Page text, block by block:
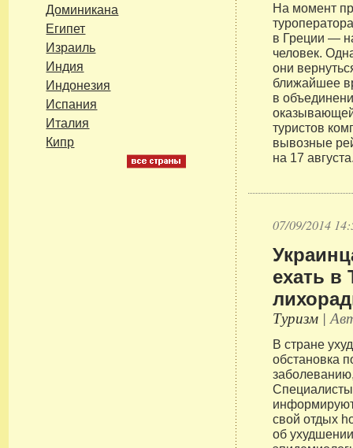
Доминикана
Египет
Израиль
Индия
Индонезия
Испания
Италия
Кипр
На момент
в Греции —
человек.
они
ближайшее
в
туристов
вывозные
на 17
07/09/2014
ехать в
Туризм |
В стране
обстановка
свой отдых
об